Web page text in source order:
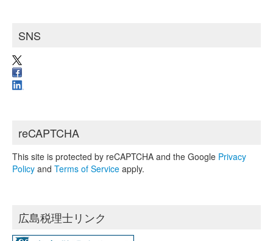
SNS
reCAPTCHA
This site is protected by reCAPTCHA and the Google Privacy
Policy and Terms of Service apply.
広島税理士リンク